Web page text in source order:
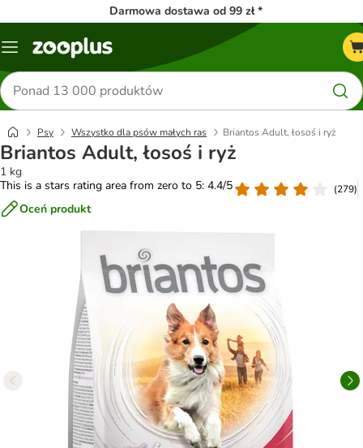
Darmowa dostawa od 99 zł *
Menu
Szukaj
produktów
Psy Wszystko dla psów małych ras Briantos Adult, łosoś i ryż
Briantos Adult, łosoś i ryż
1 kg
This is a stars rating area from zero to 5: 4.4/5
(279)
Oceń produkt